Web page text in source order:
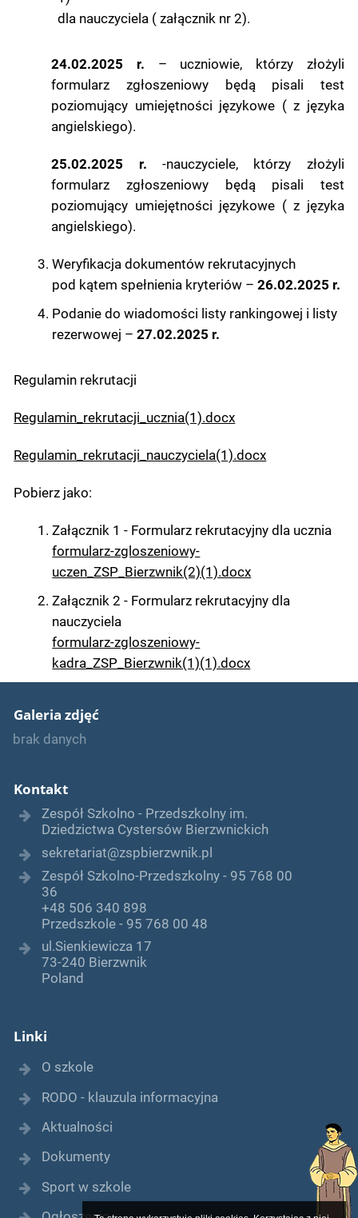
dla nauczyciela ( załącznik nr 2).
24.02.2025 r. – uczniowie, którzy złożyli
formularz zgłoszeniowy będą pisali test
poziomujący umiejętności językowe ( z języka
angielskiego).
25.02.2025 r. -nauczyciele, którzy złożyli
formularz zgłoszeniowy będą pisali test
poziomujący umiejętności językowe ( z języka
angielskiego).
Weryfikacja dokumentów rekrutacyjnych
pod kątem spełnienia kryteriów –26.02.2025 r.
Podanie do wiadomości listy rankingowej i listy
rezerwowej –27.02.2025 r.
Regulamin rekrutacji
Regulamin_rekrutacji_ucznia(1).docx
Regulamin_rekrutacji_nauczyciela(1).docx
Pobierz jako:
Załącznik 1 - Formularz rekrutacyjny dla ucznia
formularz-zgloszeniowy-
uczen_ZSP_Bierzwnik(2)(1).docx
Załącznik 2 - Formularz rekrutacyjny dla
nauczyciela
formularz-zgloszeniowy-
kadra_ZSP_Bierzwnik(1)(1).docx
Galeria zdjęć
brak danych
Kontakt
Zespół Szkolno - Przedszkolny im.
Dziedzictwa Cystersów Bierzwnickich
sekretariat@zspbierzwnik.pl
Zespół Szkolno-Przedszkolny - 95 768 00
36
+48 506 340 898
Przedszkole - 95 768 00 48
ul.Sienkiewicza 17
73-240 Bierzwnik
Poland
Linki
O szkole
RODO - klauzula informacyjna
Aktualności
Dokumenty
Sport w szkole